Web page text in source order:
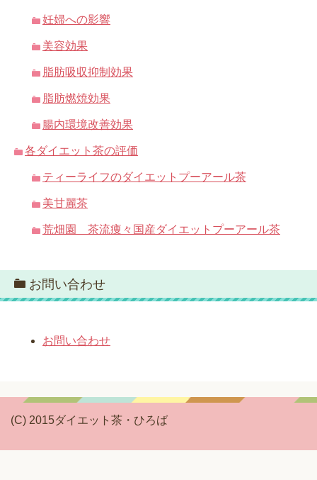
妊婦への影響
美容効果
脂肪吸収抑制効果
脂肪燃焼効果
腸内環境改善効果
各ダイエット茶の評価
ティーライフのダイエットプーアール茶
美甘麗茶
荒畑園 茶流痩々国産ダイエットプーアール茶
お問い合わせ
お問い合わせ
(C) 2015ダイエット茶・ひろば